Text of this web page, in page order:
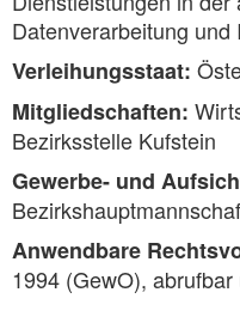
Datenverarbeitung
Verleihungsstaat:
Mitgliedschaften:
Bezirksstelle Kufstein
Gewerbe- und
Anwendbare
1994 (GewO),